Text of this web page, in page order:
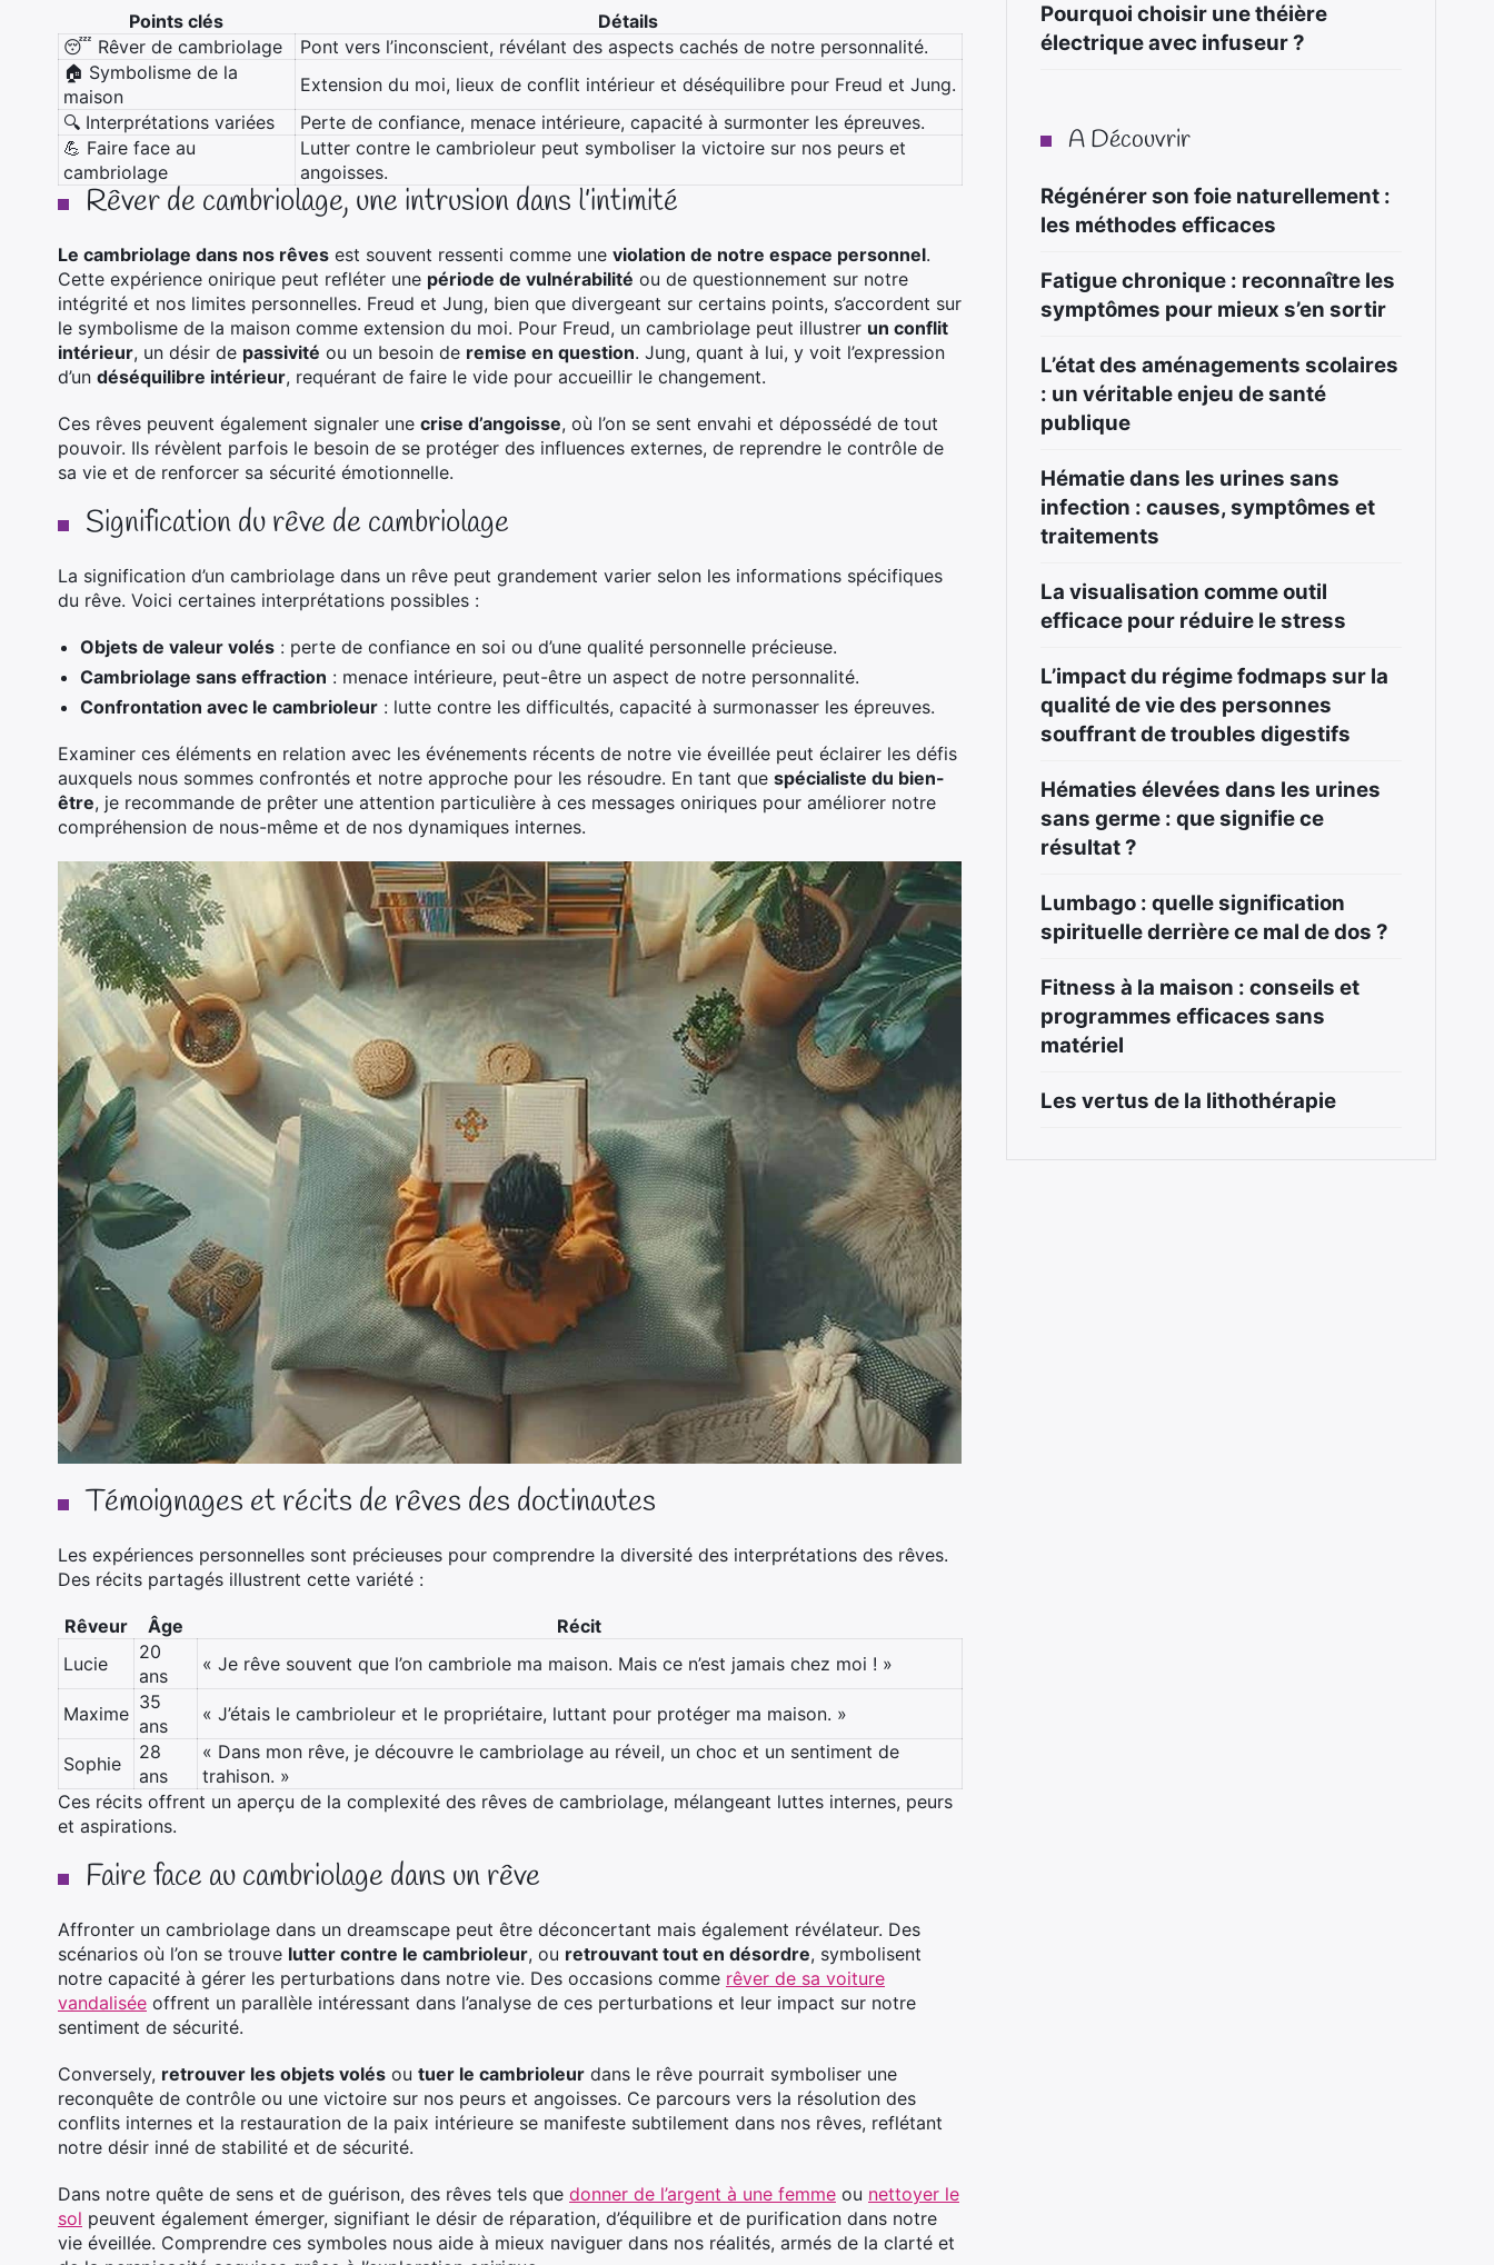
Points clés
Détails
😴 Rêver de cambriolage
Pont vers l’inconscient, révélant des aspects cachés de notre personnalité.
🏠 Symbolisme de la
maison
Extension du moi, lieux de conflit intérieur et déséquilibre pour Freud et Jung.
🔍 Interprétations variées
Perte de confiance, menace intérieure, capacité à surmonter les épreuves.
💪 Faire face au
cambriolage
Lutter contre le cambrioleur peut symboliser la victoire sur nos peurs et
angoisses.
Rêver de cambriolage, une intrusion dans l’intimité
Le cambriolage dans nos rêves est souvent ressenti comme une violation de notre espace personnel.
Cette expérience onirique peut refléter une période de vulnérabilité ou de questionnement sur notre
intégrité et nos limites personnelles. Freud et Jung, bien que divergeant sur certains points, s’accordent sur
le symbolisme de la maison comme extension du moi. Pour Freud, un cambriolage peut illustrer un conflit
intérieur, un désir de passivité ou un besoin de remise en question. Jung, quant à lui, y voit l’expression
d’un déséquilibre intérieur, requérant de faire le vide pour accueillir le changement.
Ces rêves peuvent également signaler une crise d’angoisse, où l’on se sent envahi et dépossédé de tout
pouvoir. Ils révèlent parfois le besoin de se protéger des influences externes, de reprendre le contrôle de
sa vie et de renforcer sa sécurité émotionnelle.
Signification du rêve de cambriolage
La signification d’un cambriolage dans un rêve peut grandement varier selon les informations spécifiques
du rêve. Voici certaines interprétations possibles :
Objets de valeur volés : perte de confiance en soi ou d’une qualité personnelle précieuse.
Cambriolage sans effraction : menace intérieure, peut-être un aspect de notre personnalité.
Confrontation avec le cambrioleur : lutte contre les difficultés, capacité à surmonasser les épreuves.
Examiner ces éléments en relation avec les événements récents de notre vie éveillée peut éclairer les défis
auxquels nous sommes confrontés et notre approche pour les résoudre. En tant que spécialiste du bien-
être, je recommande de prêter une attention particulière à ces messages oniriques pour améliorer notre
compréhension de nous-même et de nos dynamiques internes.
Témoignages et récits de rêves des doctinautes
Les expériences personnelles sont précieuses pour comprendre la diversité des interprétations des rêves.
Des récits partagés illustrent cette variété :
Rêveur Âge
Récit
Lucie
20
ans
« Je rêve souvent que l’on cambriole ma maison. Mais ce n’est jamais chez moi ! »
Maxime
35
ans
« J’étais le cambrioleur et le propriétaire, luttant pour protéger ma maison. »
Sophie
28
ans
« Dans mon rêve, je découvre le cambriolage au réveil, un choc et un sentiment de
trahison. »
Ces récits offrent un aperçu de la complexité des rêves de cambriolage, mélangeant luttes internes, peurs
et aspirations.
Faire face au cambriolage dans un rêve
Affronter un cambriolage dans un dreamscape peut être déconcertant mais également révélateur. Des
scénarios où l’on se trouve lutter contre le cambrioleur, ou retrouvant tout en désordre, symbolisent
notre capacité à gérer les perturbations dans notre vie. Des occasions comme rêver de sa voiture
vandalisée offrent un parallèle intéressant dans l’analyse de ces perturbations et leur impact sur notre
sentiment de sécurité.
Conversely, retrouver les objets volés ou tuer le cambrioleur dans le rêve pourrait symboliser une
reconquête de contrôle ou une victoire sur nos peurs et angoisses. Ce parcours vers la résolution des
conflits internes et la restauration de la paix intérieure se manifeste subtilement dans nos rêves, reflétant
notre désir inné de stabilité et de sécurité.
Dans notre quête de sens et de guérison, des rêves tels que donner de l’argent à une femme ou nettoyer le
sol peuvent également émerger, signifiant le désir de réparation, d’équilibre et de purification dans notre
vie éveillée. Comprendre ces symboles nous aide à mieux naviguer dans nos réalités, armés de la clarté et
Pourquoi choisir une théière
électrique avec infuseur ?
A Découvrir
Régénérer son foie naturellement :
les méthodes efficaces
Fatigue chronique : reconnaître les
symptômes pour mieux s’en sortir
L’état des aménagements scolaires
: un véritable enjeu de santé
publique
Hématie dans les urines sans
infection : causes, symptômes et
traitements
La visualisation comme outil
efficace pour réduire le stress
L’impact du régime fodmaps sur la
qualité de vie des personnes
souffrant de troubles digestifs
Hématies élevées dans les urines
sans germe : que signifie ce
résultat ?
Lumbago : quelle signification
spirituelle derrière ce mal de dos ?
Fitness à la maison : conseils et
programmes efficaces sans
matériel
Les vertus de la lithothérapie